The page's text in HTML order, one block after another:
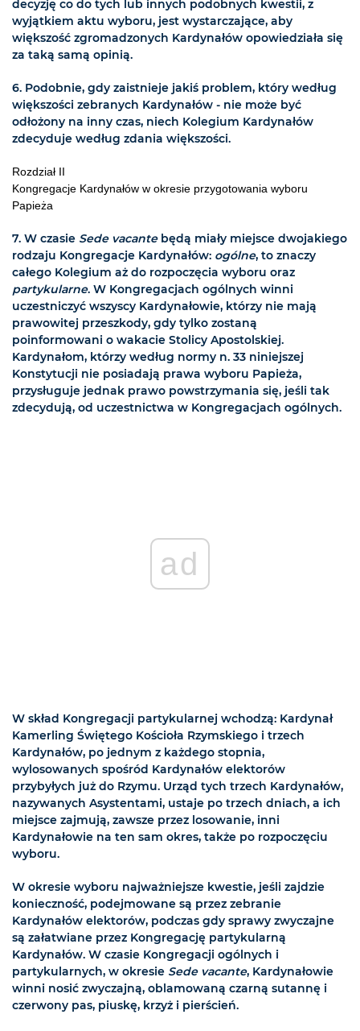
decyzję co do tych lub innych podobnych kwestii, z
wyjątkiem aktu wyboru, jest wystarczające, aby
większość zgromadzonych Kardynałów opowiedziała się
za taką samą opinią.
6. Podobnie, gdy zaistnieje jakiś problem, który według
większości zebranych Kardynałów - nie może być
odłożony na inny czas, niech Kolegium Kardynałów
zdecyduje według zdania większości.
Rozdział II
Kongregacje Kardynałów w okresie przygotowania wyboru
Papieża
7. W czasie Sede vacantebędą miały miejsce dwojakiego
rodzaju Kongregacje Kardynałów: ogólne, to znaczy
całego Kolegium aż do rozpoczęcia wyboru oraz
partykularne. W Kongregacjach ogólnych winni
uczestniczyć wszyscy Kardynałowie, którzy nie mają
prawowitej przeszkody, gdy tylko zostaną
poinformowani o wakacie Stolicy Apostolskiej.
Kardynałom, którzy według normy n. 33 niniejszej
Konstytucji nie posiadają prawa wyboru Papieża,
przysługuje jednak prawo powstrzymania się, jeśli tak
zdecydują, od uczestnictwa w Kongregacjach ogólnych.
ad
W skład Kongregacji partykularnej wchodzą: Kardynał
Kamerling Świętego Kościoła Rzymskiego i trzech
Kardynałów, po jednym z każdego stopnia,
wylosowanych spośród Kardynałów elektorów
przybyłych już do Rzymu. Urząd tych trzech Kardynałów,
nazywanych Asystentami, ustaje po trzech dniach, a ich
miejsce zajmują, zawsze przez losowanie, inni
Kardynałowie na ten sam okres, także po rozpoczęciu
wyboru.
W okresie wyboru najważniejsze kwestie, jeśli zajdzie
konieczność, podejmowane są przez zebranie
Kardynałów elektorów, podczas gdy sprawy zwyczajne
są załatwiane przez Kongregację partykularną
Kardynałów. W czasie Kongregacji ogólnych i
partykularnych, w okresie Sede vacante, Kardynałowie
winni nosić zwyczajną, oblamowaną czarną sutannę i
czerwony pas, piuskę, krzyż i pierścień.